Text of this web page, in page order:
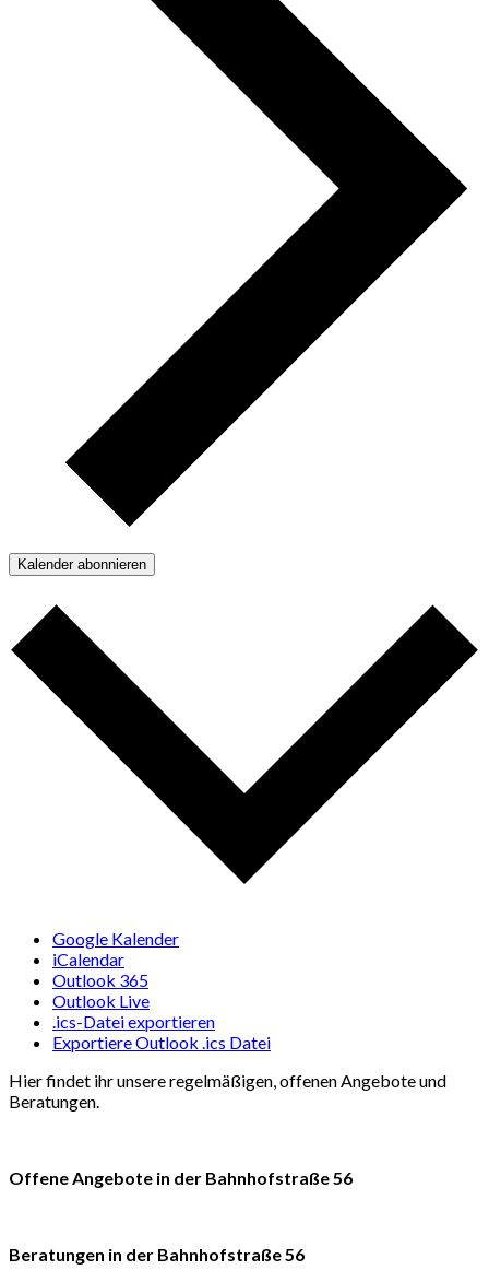
Kalender abonnieren
Google Kalender
iCalendar
Outlook 365
Outlook Live
.ics-Datei exportieren
Exportiere Outlook .ics Datei
Hier findet ihr unsere regelmäßigen, offenen Angebote und
Beratungen.
Offene Angebote in der Bahnhofstraße 56
Beratungen in der Bahnhofstraße 56